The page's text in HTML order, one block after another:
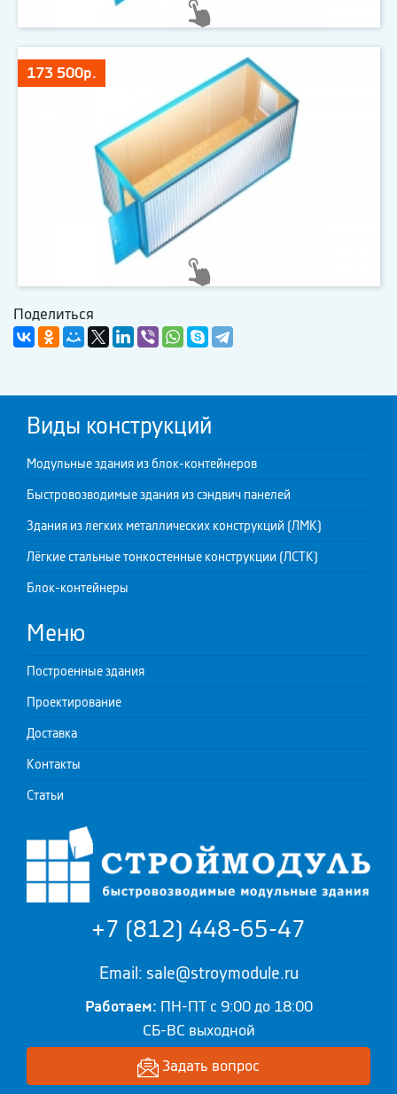
173 500р.
Поделиться
Виды конструкций
Модульные здания из блок-контейнеров
Быстровозводимые здания из сэндвич панелей
Здания из легких металлических конструкций (ЛМК)
Лёгкие стальные тонкостенные конструкции (ЛСТК)
Блок-контейнеры
Меню
Построенные здания
Проектирование
Доставка
Контакты
Статьи
+7 (812) 448-65-47
Email: sale@stroymodule.ru
Работаем: ПН-ПТ с 9:00 до 18:00
СБ-ВС выходной
Задать вопрос